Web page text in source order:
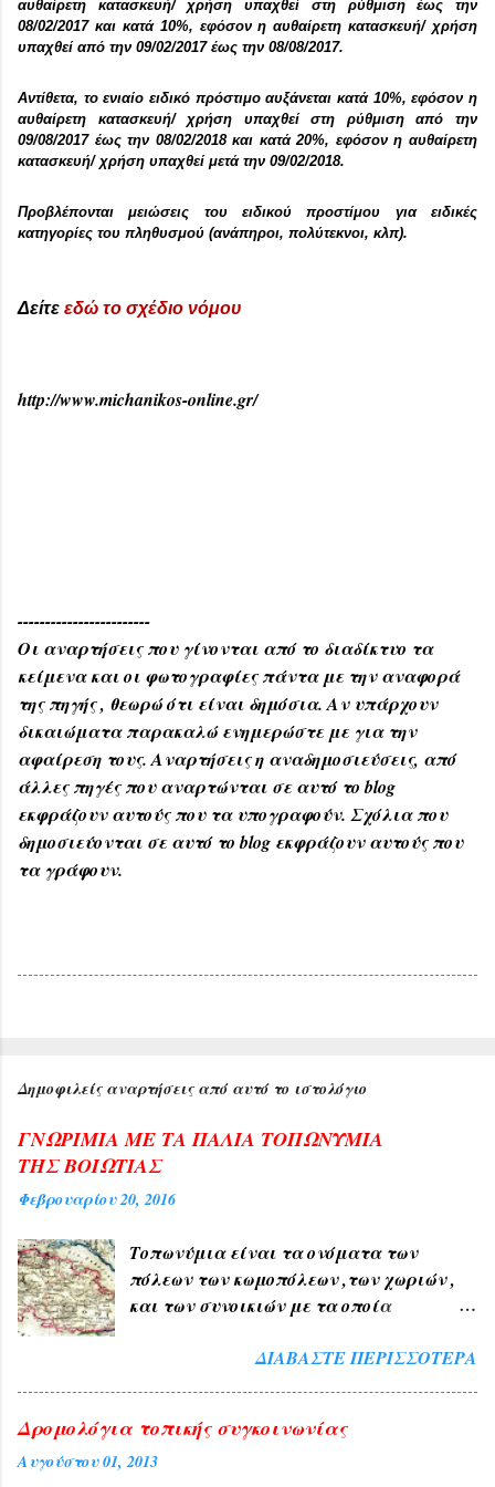
αυθαίρετη κατασκευή/ χρήση υπαχθεί στη ρύθμιση έως την
08/02/2017 και κατά 10%, εφόσον η αυθαίρετη κατασκευή/ χρήση
υπαχθεί από την 09/02/2017 έως την 08/08/2017.
Αντίθετα, το ενιαίο ειδικό πρόστιμο αυξάνεται κατά 10%, εφόσον η
αυθαίρετη κατασκευή/ χρήση υπαχθεί στη ρύθμιση από την
09/08/2017 έως την 08/02/2018 και κατά 20%, εφόσον η αυθαίρετη
κατασκευή/ χρήση υπαχθεί μετά την 09/02/2018.
Προβλέπονται μειώσεις του ειδικού προστίμου για ειδικές
κατηγορίες του πληθυσμού (ανάπηροι, πολύτεκνοι, κλπ).
Δείτε εδώ το σχέδιο νόμου
http://www.michanikos-online.gr/
------------------------
Οι αναρτήσεις που γίνονται από το διαδίκτυο τα
κείμενα και οι φωτογραφίες πάντα με την αναφορά
της πηγής , θεωρώ ότι είναι δημόσια. Αν υπάρχουν
δικαιώματα παρακαλώ ενημερώστε με για την
αφαίρεση τους. Αναρτήσεις η αναδημοσιεύσεις, από
άλλες πηγές που αναρτώνται σε αυτό το blog
εκφράζουν αυτούς που τα υπογραφούν. Σχόλια που
δημοσιεύονται σε αυτό το blog εκφράζουν αυτούς που
τα γράφουν.
Δημοφιλείς αναρτήσεις από αυτό το ιστολόγιο
ΓΝΩΡΙΜΙΑ ΜΕ ΤΑ ΠΑΛΙΑ ΤΟΠΩΝΥΜΙΑ
ΤΗΣ ΒΟΙΩΤΙΑΣ
Φεβρουαρίου 20, 2016
Τοπωνύμια είναι τα ονόματα των
πόλεων των κωμοπόλεων ,των χωριών ,
και των συνοικιών με τα οποία
ΑΘΗΝΑ , ΠΑΤΡΑ , ΘΕΣΣΑΛΟΝΙΚΗ , ΧΙΟΣ
προήλθαν από τους αρχαίους χρόνους
όπως ( ΑΘΗΝΑ , ΣΠΑΡΤΗ , ΘΗΒΑ ,
ΔΙΑΒΆΣΤΕ ΠΕΡΙΣΣΌΤΕΡΑ
Δρομολόγια τοπικής συγκοινωνίας
Αυγούστου 01, 2013